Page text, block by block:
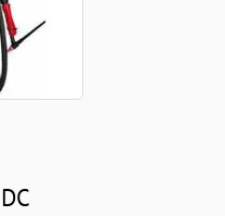
DC